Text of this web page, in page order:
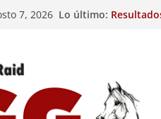
7, 2026 Lo último:
Caballos
Raid